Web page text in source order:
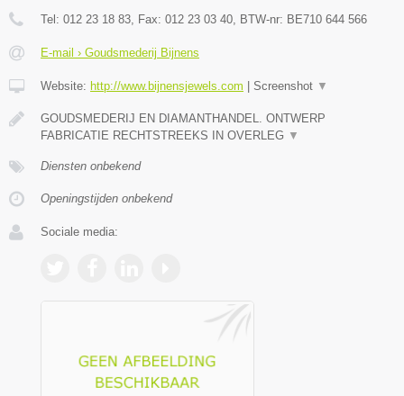
Tel: 012 23 18 83 , Fax: 012 23 03 40 , BTW-nr: BE710 644 566
E-mail › Goudsmederij Bijnens
Website: http://www.bijnensjewels.com | Screenshot ▼
GOUDSMEDERIJ EN DIAMANTHANDEL. ONTWERP
FABRICATIE RECHTSTREEKS IN OVERLEG ▼
Diensten onbekend
Openingstijden onbekend
Sociale media: